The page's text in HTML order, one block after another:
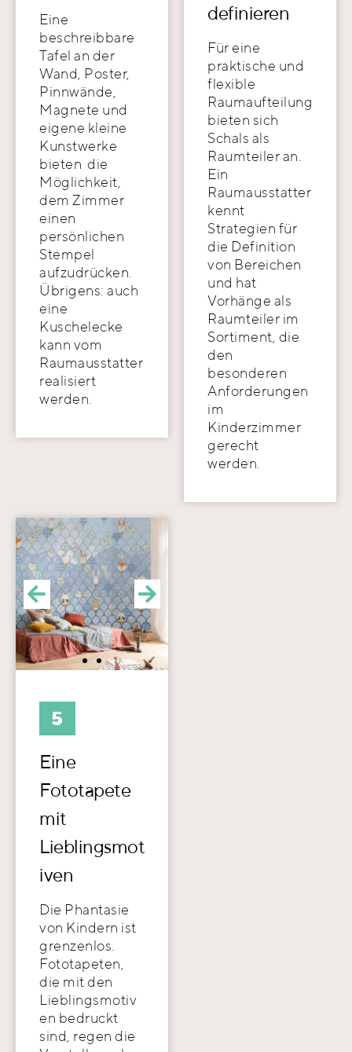
Eine
beschreibbare
Tafel an der
Wand, Poster,
Pinnwände,
Magnete und
eigene kleine
Kunstwerke
bieten die
Möglichkeit,
dem Zimmer
einen
persönlichen
Stempel
aufzudrücken.
Übrigens: auch
eine
Kuschelecke
kann vom
Raumausstatter
realisiert
werden.
definieren
Für eine
praktische und
flexible
Raumaufteilung
bieten sich
Schals als
Raumteiler an.
Ein
Raumausstatter
kennt
Strategien für
die Definition
von Bereichen
und hat
Vorhänge als
Raumteiler im
Sortiment, die
den
besonderen
Anforderungen
im
Kinderzimmer
gerecht
werden.
5
Eine
Fototapete
mit
Lieblingsmot
iven
Die Phantasie
von Kindern ist
grenzenlos.
Fototapeten,
die mit den
Lieblingsmotiv
en bedruckt
sind, regen die